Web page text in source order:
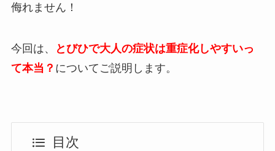
侮れません！
今回は、
とびひで大人の症状は重症化しやすいっ
て本当？ についてご説明します。
目次